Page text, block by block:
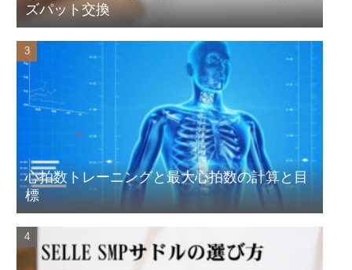
ズパット交換
心拍数トレーニングと最大心拍数の計算と目
標